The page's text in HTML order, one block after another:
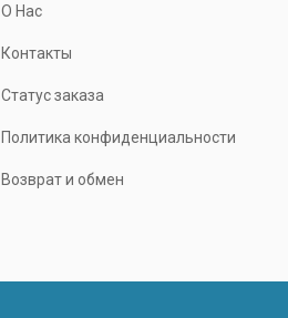
О Нас
Контакты
Статус заказа
Политика конфиденциальности
Возврат и обмен